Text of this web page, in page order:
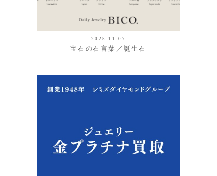
2025.11.07
宝石の石言葉／誕生石